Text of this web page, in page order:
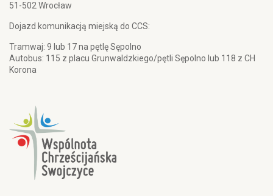
51-502 Wrocław
Dojazd komunikacją miejską do CCS:
Tramwaj: 9 lub 17 na pętlę Sępolno
Autobus: 115 z placu Grunwaldzkiego/pętli Sępolno lub 118 z CH
Korona